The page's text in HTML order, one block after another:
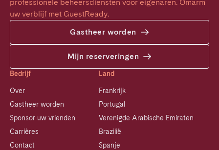
professionele beheersdiensten voor eigenaren. Omarm
uw verblijf met GuestReady.
Gastheer worden
Mijn reserveringen
Bedrijf
Over
Gastheer worden
Sponsor uw vrienden
Carrières
Contact
Land
Frankrijk
Portugal
Verenigde Arabische Emiraten
Brazilië
Spanje